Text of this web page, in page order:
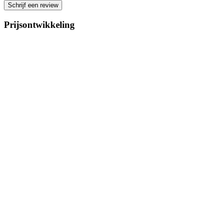
Schrijf een review
Prijsontwikkeling